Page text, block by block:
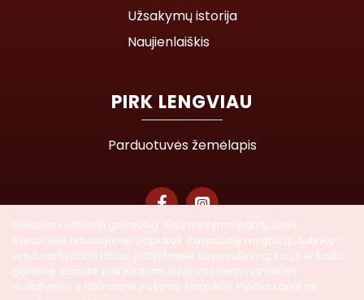
Siekdami užtikrinti geriausią Jūsų naršymo patirtį, šioje
svetainėje naudojame slapukus. Paspaudę mygtuką „Sutinku“
arba naršydami toliau, patvirtinsite savo sutikimą, kurį bet kada
galėsite atšaukti pakeisdami savo interneto naršyklės
nustatymus ir ištrindami įrašymo slapukus. Plačiau apie tai:
Užsakymų istorija
Naujienlaiškis
PIRK LENGVIAU
Parduotuvės žemėlapis
© 2026 Lasegra UAB. Visos teisės saugomos